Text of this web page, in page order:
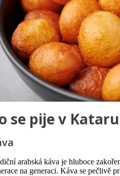
se pije v Kataru
arabská káva je hluboce
na generaci. Káva se pečlivě